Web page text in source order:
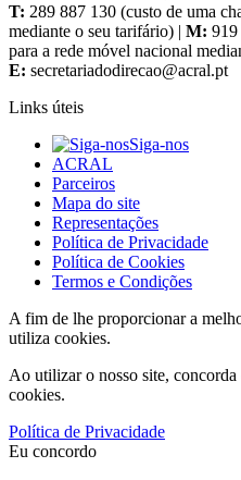
T: 289 887 130 (custo de uma
mediante o seu tarifário) | M: 919
para a rede móvel nacional
E:
Links úteis
Siga-nos
ACRAL
Parceiros
Mapa do site
Representações
Política de Privacidade
Política de Cookies
Termos e Condições
A fim de lhe proporcionar a
utiliza cookies.
Ao utilizar o nosso site,
cookies.
Política de Privacidade
Eu concordo